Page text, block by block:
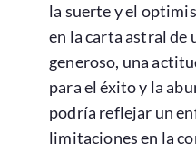
la suerte y el
en la carta astral de
generoso, una
para el éxito y la
podría reflejar un
limitaciones en la